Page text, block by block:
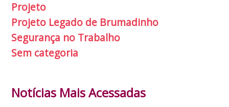
Projeto
Projeto Legado de Brumadinho
Segurança no Trabalho
Sem categoria
Notícias Mais Acessadas